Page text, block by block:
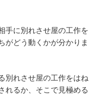
手に別れさせ屋の工作を
がどう動くかが分かりま
別れさせ屋の工作をはね
れるか、そこで見極める